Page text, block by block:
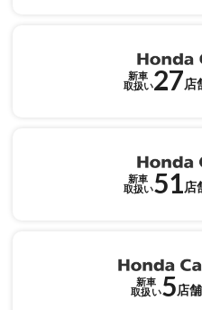
コーポレ
各店舗への
新車
取扱い27店
新車
取扱い51店
新車
取扱い5店舗